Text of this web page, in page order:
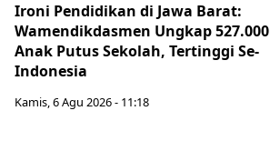
Ironi Pendidikan di Jawa Barat:
Wamendikdasmen Ungkap 527.000
Anak Putus Sekolah, Tertinggi Se-
Indonesia
Kamis, 6 Agu 2026 - 11:18